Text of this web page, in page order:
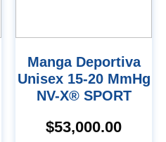
Manga Deportiva
Unisex 15-20 MmHg
NV-X® SPORT
$53,000.00